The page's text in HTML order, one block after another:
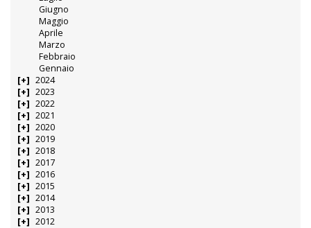
Giugno
Maggio
Aprile
Marzo
Febbraio
Gennaio
2024
2023
2022
2021
2020
2019
2018
2017
2016
2015
2014
2013
2012